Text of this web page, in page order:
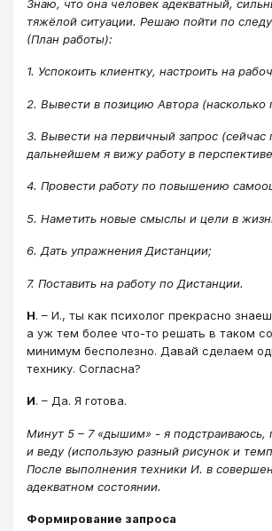
Знаю, что она человек адекватный,
тяжёлой ситуации. Решаю пойти по
(План работы):
1. Успокоить клиентку, настроить на
2. Вывести в позицию Автора (насколько
3. Вывести на первичный запрос (сейчас
дальнейшем я вижу работу в
4. Провести работу по повышению
5. Наметить новые смыслы и цели в
6. Дать упражнения Дистанции;
7. Поставить на работу по Дистанции.
Н. – И., ты как психолог прекрасно
а уж тем более что-то решать в таком
минимум бесполезно. Давай сделаем
технику. Согласна?
И. – Да. Я готова.
Минут 5 – 7 «дышим» - я подстраиваюсь,
и веду (использую разный рисунок и
После выполнения техники И. в
адекватном состоянии.
Формирование запроса